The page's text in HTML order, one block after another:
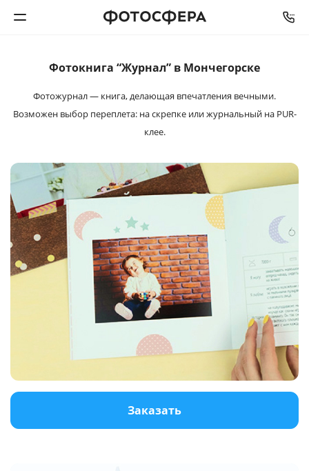
Печать фото
Интерьерная печать
Фотоподарки
Багетная мастерская
Фотокнига “Журнал” в Мончегорске
Фотожурнал — книга, делающая впечатления вечными.
Возможен выбор переплета: наскрепке или журнальный на PUR-
клее.
Заказать